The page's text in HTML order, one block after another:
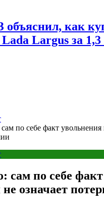
объяснил, как
Lada Largus за
сам по себе факт увольнения
сам по себе факт
означает